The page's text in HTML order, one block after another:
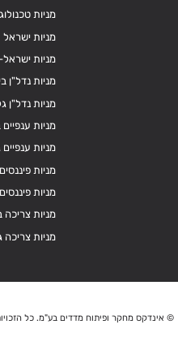
מניות
מניות ישראל
מניות
מניות נדל"ן
מניות נדל"ן
מניות
מניות ענפיים
מניות
מניות
מניות
מניות צריכה
© אינדקס מחקר ופיתוח מדדים בע"מ. כל